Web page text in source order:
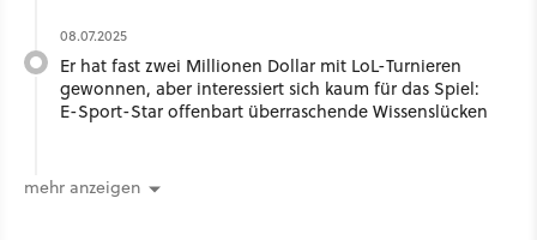
08.07.2025
Er hat fast zwei Millionen Dollar mit LoL-Turnieren
gewonnen, aber interessiert sich kaum für das Spiel:
E-Sport-Star offenbart überraschende Wissenslücken
mehr anzeigen